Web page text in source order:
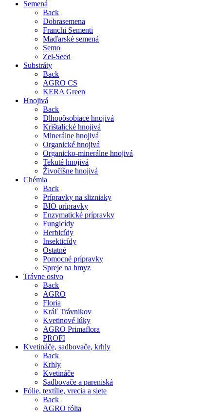
Semená
Back
Dobrasemena
Franchi Sementi
Maďarské semená
Semo
Zel-Seed
Substráty
Back
AGRO CS
KERA Green
Hnojivá
Back
Dlhopôsobiace hnojivá
Krištalické hnojivá
Minerálne hnojivá
Organické hnojivá
Organicko-minerálne hnojivá
Tekuté hnojivá
Živočíšne hnojivá
Chémia
Back
Prípravky na slizniaky
BIO prípravky
Enzymatické prípravky
Fungicídy
Herbicídy
Insekticídy
Ostatné
Pomocné prípravky
Spreje na hmyz
Trávne osivo
Back
AGRO
Floria
Kráľ Trávnikov
Kvetinové lúky
AGRO Primaflora
PROFI
Kvetináče, sadbovače, krhly
Back
Krhly
Kvetináče
Sadbovače a pareniská
Fólie, textílie, vrecia a siete
Back
AGRO fólia